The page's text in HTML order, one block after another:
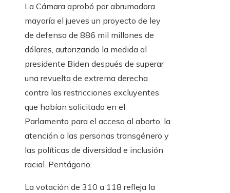
La Cámara aprobó por abrumadora
mayoría el jueves un proyecto de ley
de defensa de 886 mil millones de
dólares, autorizando la medida al
presidente Biden después de superar
una revuelta de extrema derecha
contra las restricciones excluyentes
que habían solicitado en el
Parlamento para el acceso al aborto, la
atención a las personas transgénero y
las políticas de diversidad e inclusión
racial. Pentágono.
La votación de 310 a 118 refleja la